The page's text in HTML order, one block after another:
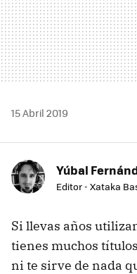
15 Abril 2019
Yúbal
Editor - Xataka
Si llevas años
tienes muchos
ni te sirve de nada